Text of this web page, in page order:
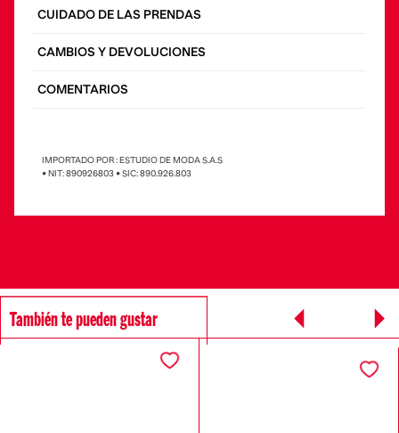
CUIDADO DE LAS PRENDAS
CAMBIOS Y DEVOLUCIONES
COMENTARIOS
IMPORTADO POR : ESTUDIO DE MODA S.A.S
• NIT: 890926803 • SIC: 890.926.803
También te pueden gustar